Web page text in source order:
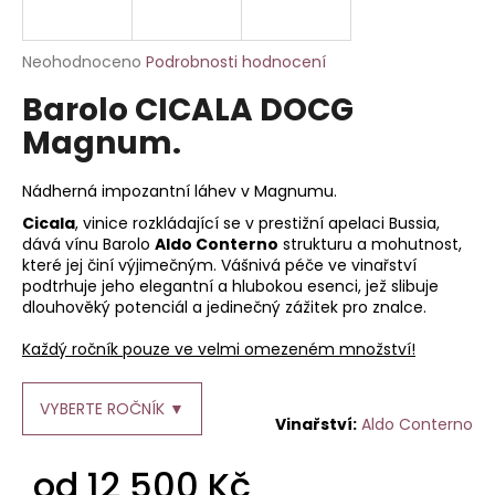
Průměrné
produktu
je
0,0
5
Neohodnoceno Podrobnosti hodnocení
Barolo CICALA DOCG
Magnum.
Nádherná impozantní láhev v Magnumu.
Cicala, vinice rozkládající se v prestižní apelaci Bussia,
dává vínu Barolo Aldo Conterno strukturu a mohutnost,
které jej činí výjimečným. Vášnivá péče ve vinařství
podtrhuje jeho elegantní a hlubokou esenci, jež slibuje
dlouhověký potenciál a jedinečný zážitek pro znalce.
Každý ročník pouze ve velmi omezeném množství!
VYBERTE ROČNÍK ▼
Aldo Conterno
od 12 500 Kč
j
t
?
HLEDAT
D
o
u